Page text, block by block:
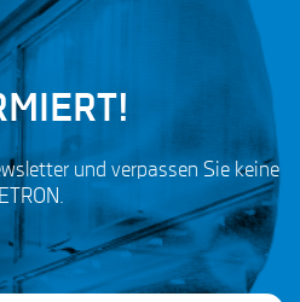
und verpassen Sie keine